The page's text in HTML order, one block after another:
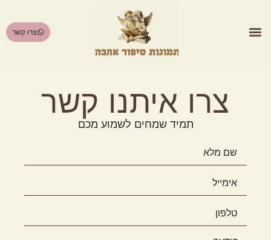
צרו קשר
צרו איתנו קשר
תמיד שמחים לשמוע מכם